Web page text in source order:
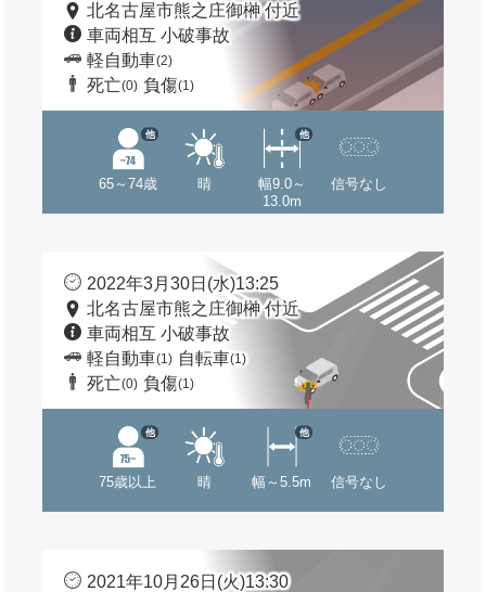
北名古屋市熊之庄御榊 付近
車両相互 小破事故
軽自動車(2)
死亡(0) 負傷(1)
65～74歳
他
晴
幅9.0～
13.0m
他
信号なし
2022年3月30日(水)13:25
北名古屋市熊之庄御榊 付近
車両相互 小破事故
軽自動車(1) 自転車(1)
死亡(0) 負傷(1)
75歳以上
他
晴 幅～5.5m
他
信号なし
2021年10月26日(火)13:30